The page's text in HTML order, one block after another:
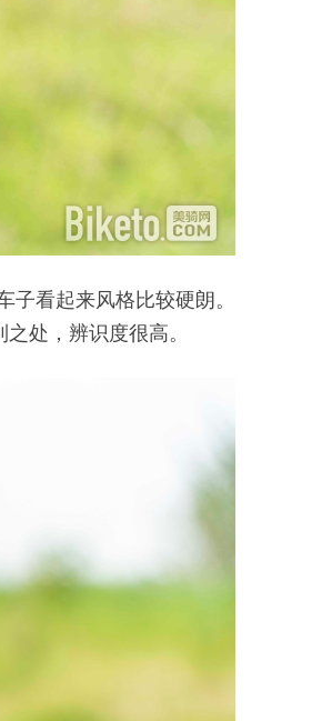
看起来风格比较硬朗。
处，辨识度很高。